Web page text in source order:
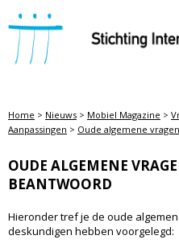
STICHTING INTERMOBIEL
Home > Nieuws > Mobiel Magazine >
Aanpassingen > Oude algemene
OUDE ALGEMENE
BEANTWOORD
Hieronder tref je de oude
deskundigen hebben voorgelegd: